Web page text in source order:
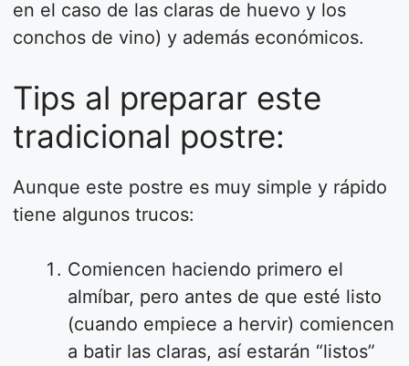
en el caso de las claras de huevo y los
conchos de vino) y además económicos.
Tips al preparar este
tradicional postre:
Aunque este postre es muy simple y rápido
tiene algunos trucos:
Comiencen haciendo primero el
almíbar, pero antes de que esté listo
(cuando empiece a hervir) comiencen
a batir las claras, así estarán “listos”